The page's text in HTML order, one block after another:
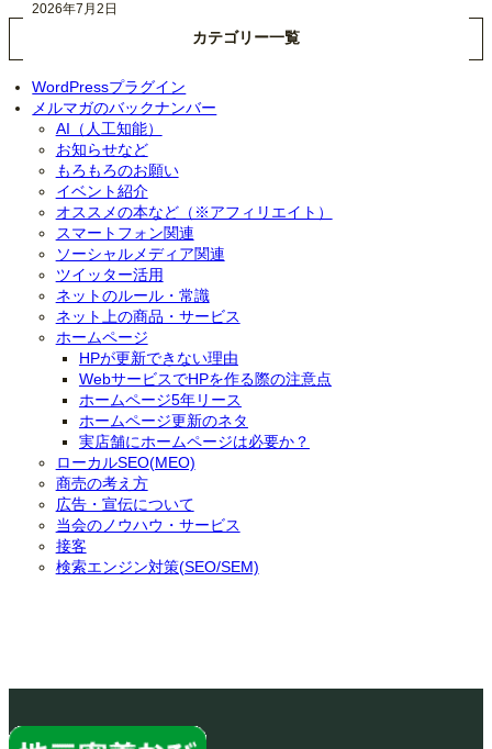
2026年7月2日
カテゴリー一覧
WordPressプラグイン
メルマガのバックナンバー
AI（人工知能）
お知らせなど
もろもろのお願い
イベント紹介
オススメの本など（※アフィリエイト）
スマートフォン関連
ソーシャルメディア関連
ツイッター活用
ネットのルール・常識
ネット上の商品・サービス
ホームページ
HPが更新できない理由
WebサービスでHPを作る際の注意点
ホームページ5年リース
ホームページ更新のネタ
実店舗にホームページは必要か？
ローカルSEO(MEO)
商売の考え方
広告・宣伝について
当会のノウハウ・サービス
接客
検索エンジン対策(SEO/SEM)